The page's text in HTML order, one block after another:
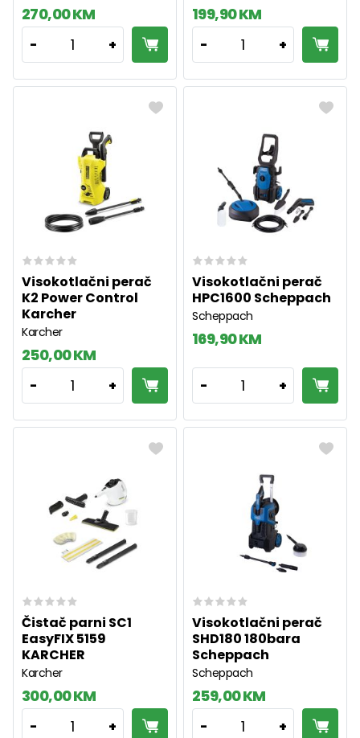
270,00 KM
- 1 +
199,90 KM
- 1 +
Visokotlačni perač
K2 Power Control
Karcher
Karcher
250,00 KM
- 1 +
Visokotlačni perač
HPC1600 Scheppach
Scheppach
169,90 KM
- 1 +
Čistač parni SC1
EasyFIX 5159
KARCHER
Karcher
300,00 KM
- 1 +
Visokotlačni perač
SHD180 180bara
Scheppach
Scheppach
259,00 KM
- 1 +